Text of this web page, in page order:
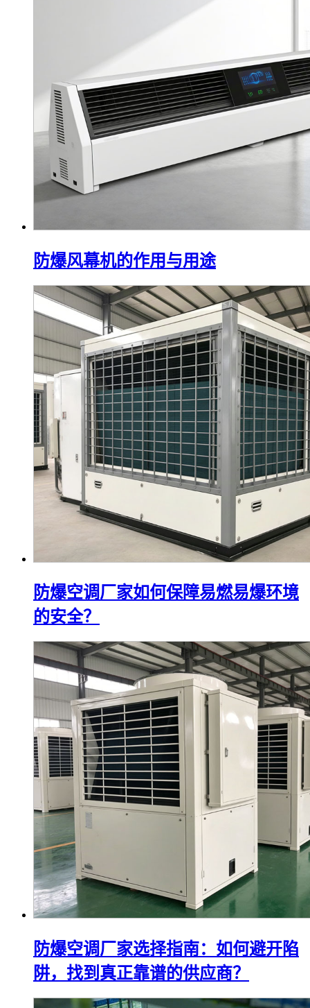
防爆风幕机的作用与用途
防爆空调厂家如何保障易燃易爆环境
的安全？
防爆空调厂家选择指南：如何避开陷
阱，找到真正靠谱的供应商？